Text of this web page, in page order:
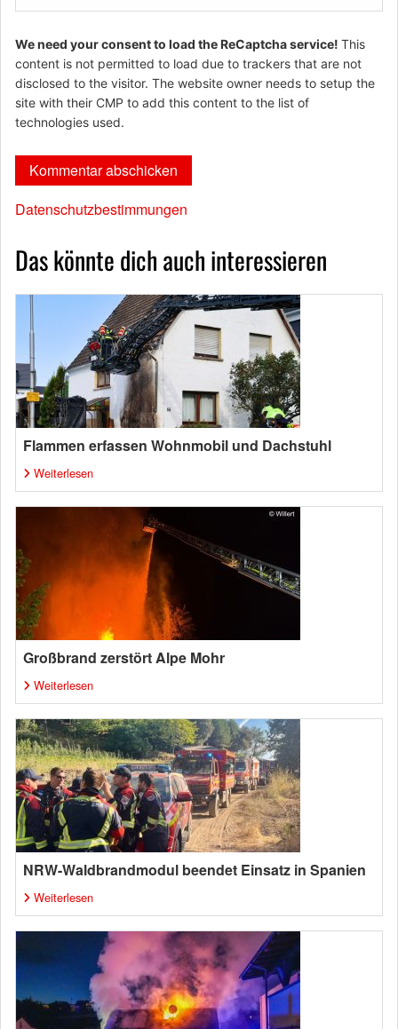
We need your consent to load the ReCaptcha service! This
content is not permitted to load due to trackers that are not
disclosed to the visitor. The website owner needs to setup the
site with their CMP to add this content to the list of
technologies used.
Datenschutzbestimmungen
Das könnte dich auch interessieren
Flammen erfassen Wohnmobil und Dachstuhl
Weiterlesen
Großbrand zerstört Alpe Mohr
Weiterlesen
NRW-Waldbrandmodul beendet Einsatz in Spanien
Weiterlesen